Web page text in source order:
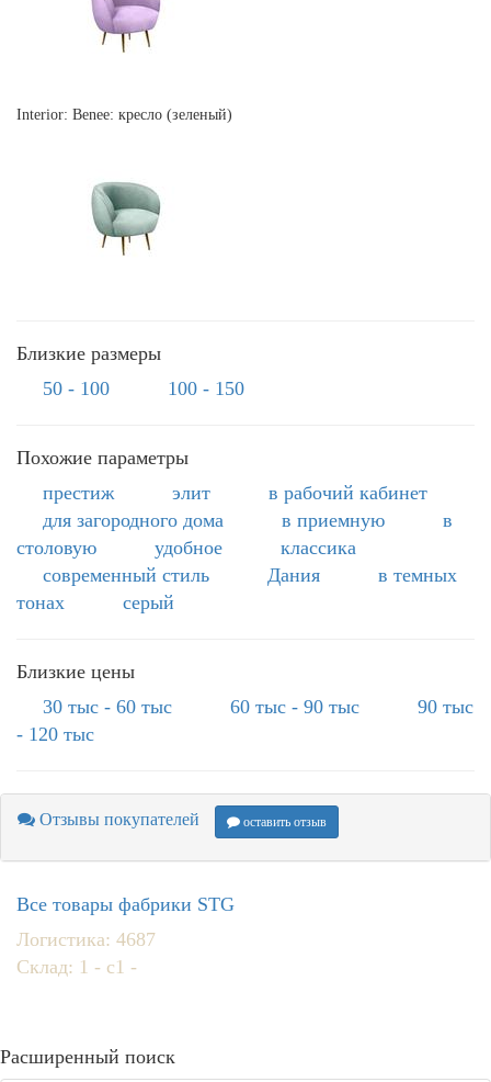
Interior: Benee: кресло (зеленый)
Близкие размеры
50 - 100
100 - 150
Похожие параметры
престиж
элит
в рабочий кабинет
для загородного дома
в приемную
в
столовую
удобное
классика
современный стиль
Дания
в темных
тонах
серый
Близкие цены
30 тыс - 60 тыс
60 тыс - 90 тыс
90 тыс
- 120 тыс
Отзывы покупателей оставить отзыв
Все товары фабрики STG
Логистика: 4687
Склад: 1 - с1 -
Расширенный поиск